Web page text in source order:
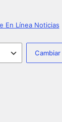
En Línea Noticias